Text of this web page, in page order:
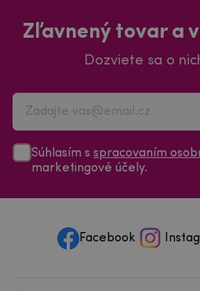
Zľavnený tovar a
Dozviete sa o
Súhlasím s spracovaním
marketingové účely.
Facebook